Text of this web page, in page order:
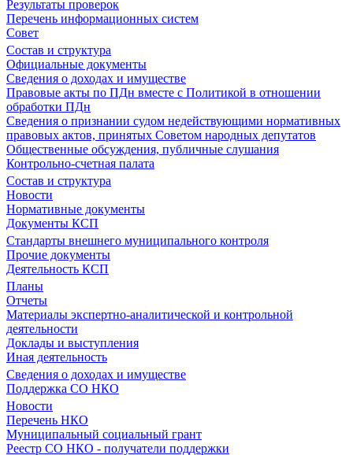
Результаты проверок
Перечень информационных систем
Совет
Состав и структура
Официальные документы
Сведения о доходах и имуществе
Правовые акты по ПДн вместе с Политикой в отношении
обработки ПДн
Сведения о признании судом недействующими нормативных
правовых актов, принятых Советом народных депутатов
Общественные обсуждения, публичные слушания
Контрольно-счетная палата
Состав и структура
Новости
Нормативные документы
Документы КСП
Стандарты внешнего муниципального контроля
Прочие документы
Деятельность КСП
Планы
Отчеты
Материалы экспертно-аналитической и контрольной
деятельности
Доклады и выступления
Иная деятельность
Сведения о доходах и имуществе
Поддержка СО НКО
Новости
Перечень НКО
Муниципальный социальный грант
Реестр СО НКО - получатели поддержки